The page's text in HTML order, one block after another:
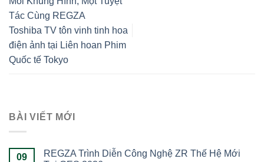
Tác Cùng REGZA
Toshiba TV tôn vinh tinh hoa
điện ảnh tại Liên hoan Phim
Quốc tế Tokyo
BÀI VIẾT MỚI
09
REGZA Trình Diễn Công Nghệ ZR Thế Hệ Mới